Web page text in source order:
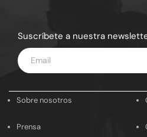
Suscríbete a nuestra
Introduce
tu
Sobre nosotros
Prensa